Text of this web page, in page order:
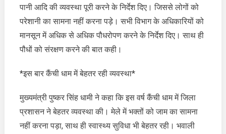
पानी आदि की व्यवस्था पूरी करने के निर्देश दिए। जिससे लोगों को
परेशानी का सामना नहीं करना पड़े। सभी विभाग के अधिकारियों को
मानसून में अधिक से अधिक पौधरोपण करने के निर्देश दिए। साथ ही
पौधों को संरक्षण करने की बात कही।
*इस बार कैंची धाम में बेहतर रही व्यवस्था*
मुख्यमंत्री पुष्कर सिंह धामी ने कहा कि इस वर्ष कैंची धाम में जिला
प्रशासन ने बेहतर व्यवस्था की। मेले में भक्तों को जाम का सामना
नहीं करना पड़ा, साथ ही स्वास्थ्य सुविधा भी बेहतर रही। भवाली